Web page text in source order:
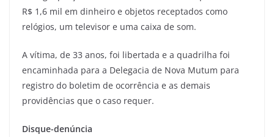
R$ 1,6 mil em dinheiro e objetos receptados como
relógios, um televisor e uma caixa de som.
A vítima, de 33 anos, foi libertada e a quadrilha foi
encaminhada para a Delegacia de Nova Mutum para
registro do boletim de ocorrência e as demais
providências que o caso requer.
Disque-denúncia